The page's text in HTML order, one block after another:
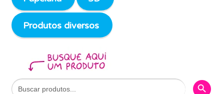
Produtos diversos
Search
for:
Search